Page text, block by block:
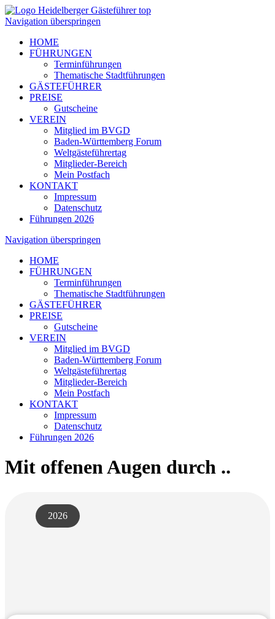
Navigation überspringen
HOME
FÜHRUNGEN
Terminführungen
Thematische Stadtführungen
GÄSTEFÜHRER
PREISE
Gutscheine
VEREIN
Mitglied im BVGD
Baden-Württemberg Forum
Weltgästeführertag
Mitglieder-Bereich
Mein Postfach
KONTAKT
Impressum
Datenschutz
Führungen 2026
Navigation überspringen
HOME
FÜHRUNGEN
Terminführungen
Thematische Stadtführungen
GÄSTEFÜHRER
PREISE
Gutscheine
VEREIN
Mitglied im BVGD
Baden-Württemberg Forum
Weltgästeführertag
Mitglieder-Bereich
Mein Postfach
KONTAKT
Impressum
Datenschutz
Führungen 2026
Mit offenen Augen durch ..
2026